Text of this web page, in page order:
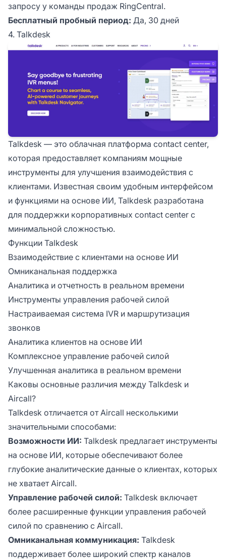
запросу у команды продаж RingCentral.
Бесплатный пробный период: Да, 30 дней
4. Talkdesk
Talkdesk — это облачная платформа contact center,
которая предоставляет компаниям мощные
инструменты для улучшения взаимодействия с
клиентами. Известная своим удобным интерфейсом
и функциями на основе ИИ, Talkdesk разработана
для поддержки корпоративных contact center с
минимальной сложностью.
Функции Talkdesk
Взаимодействие с клиентами на основе ИИ
Омниканальная поддержка
Аналитика и отчетность в реальном времени
Инструменты управления рабочей силой
Настраиваемая система IVR и маршрутизация
звонков
Аналитика клиентов на основе ИИ
Комплексное управление рабочей силой
Улучшенная аналитика в реальном времени
Каковы основные различия между Talkdesk и
Aircall?
Talkdesk отличается от Aircall несколькими
значительными способами:
Возможности ИИ: Talkdesk предлагает инструменты
на основе ИИ, которые обеспечивают более
глубокие аналитические данные о клиентах, которых
не хватает Aircall.
Управление рабочей силой: Talkdesk включает
более расширенные функции управления рабочей
силой по сравнению с Aircall.
Омниканальная коммуникация: Talkdesk
поддерживает более широкий спектр каналов